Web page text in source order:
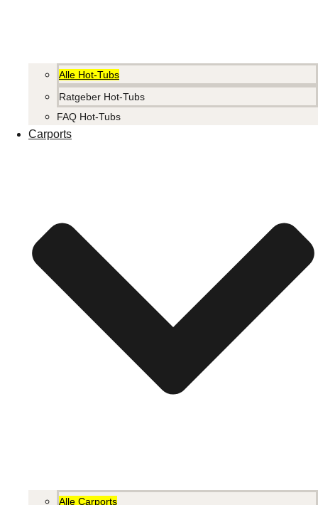
Alle Hot-Tubs
Ratgeber Hot-Tubs
FAQ Hot-Tubs
Carports
Alle Carports